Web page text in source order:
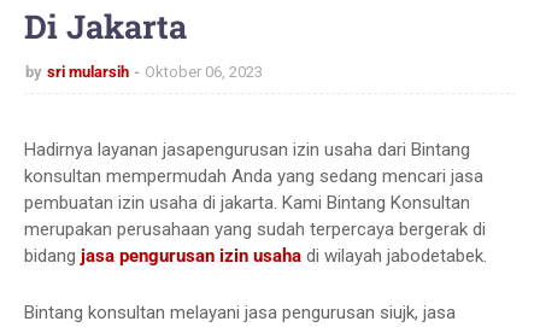
Di Jakarta
by sri mularsih Oktober 06, 2023
Hadirnya layanan jasapengurusan izin usaha dari Bintang
konsultan mempermudah Anda yang sedang mencari jasa
pembuatan izin usaha di jakarta. Kami Bintang Konsultan
merupakan perusahaan yang sudah terpercaya bergerak di
bidang jasa pengurusan izin usaha di wilayah jabodetabek.
Bintang konsultan melayani jasa pengurusan siujk, jasa